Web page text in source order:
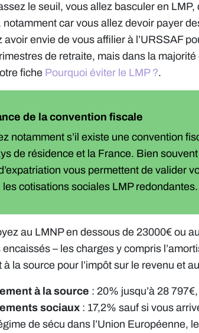
le seuil, vous allez basculer en
car vous allez devoir payer
avoir envie de vous affilier à l’URSSAF
de retraite, mais dans la
fiche Pourquoi éviter le LMP ?.
de la convention fiscale
notamment s’il existe une convention
de résidence et la France. Bien
vous permettent de valider
les cotisations sociales LMP redondantes.
au LMNP en dessous de 23000€ ou
– les charges y compris
à la source pour l’impôt sur le revenu et
à la source : 20% jusqu’à 28
sociaux: 17,2% sauf si vous
de sécu dans l’Union Européenne,